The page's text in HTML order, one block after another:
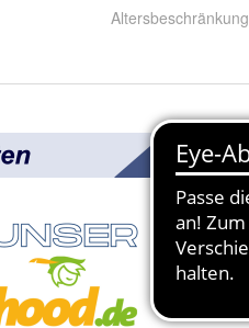
Altersbeschränkung